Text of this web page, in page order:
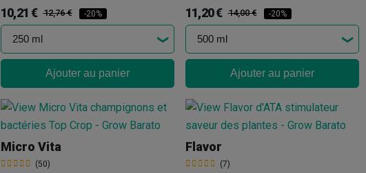
10,21 € 12,76 € -20%
Ajouter au panier
11,20 € 14,00 € -20%
Ajouter au panier
Micro Vita
(50)
Flavor
(7)